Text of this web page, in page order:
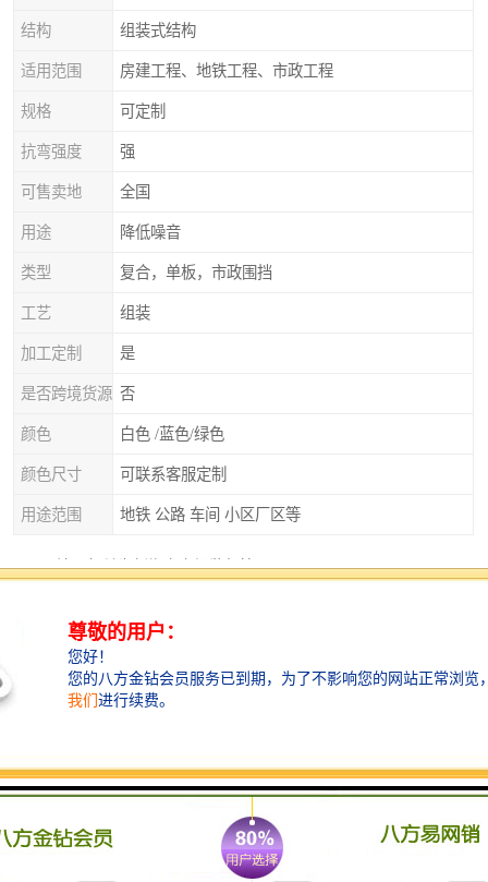
结构 组装式结构
适用范围 房建工程、地铁工程、市政工程
规格 可定制
抗弯强度 强
可售卖地 全国
用途 降低噪音
类型 复合，单板，市政围挡
工艺 组装
加工定制 是
是否跨境货源 否
颜色 白色 /蓝色/绿色
颜色尺寸 可联系客服定制
用途范围 地铁 公路 车间 小区厂区等
注册机关为新郑市市场监督管理局。
的，有的时候有树木的遮挡，有的时候有街角转弯的限
制，那么我们为了能够更好的突出工程围挡的广告效
应，那就要因地制宜，制作出适合自己项目的围挡。